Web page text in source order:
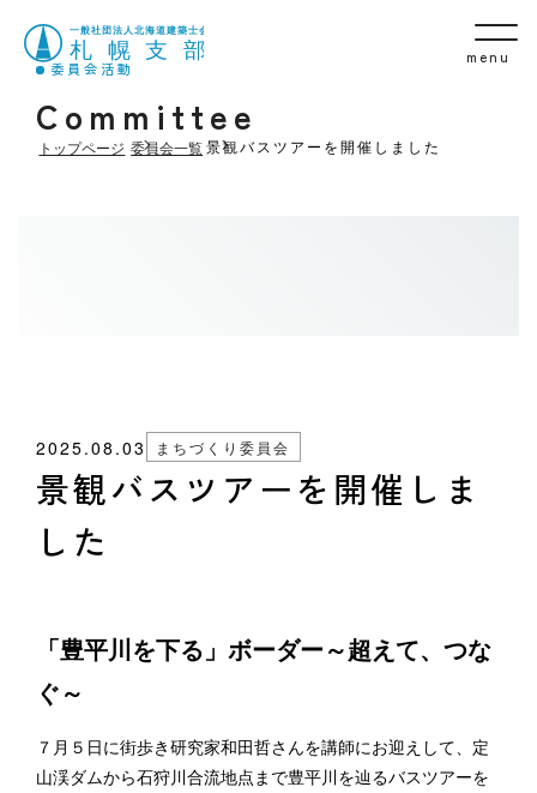
menu
委員会活動
Committee
トップページ 委員会一覧景観バスツアーを開催しました
景観バスツアーを開催しま
した
2025.08.03 まちづくり委員会
「豊平川を下る」ボーダー～超えて、つな
ぐ～
７月５日に街歩き研究家和田哲さんを講師にお迎えして、定
山渓ダムから石狩川合流地点まで豊平川を辿るバスツアーを